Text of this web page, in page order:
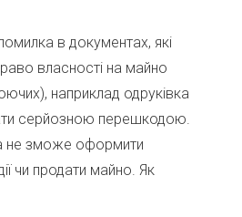
в документах, які
власності на майно
наприклад одруківка
серйозною перешкодою.
не зможе оформити
чи продати майно. Як